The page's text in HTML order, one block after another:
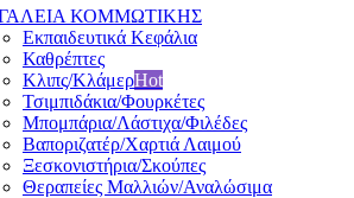
ΚΟΜΜΩΤΙΚΗΣ
Εκπαιδευτικά Κεφάλια
Καθρέπτες
Κλιπς/ΚλάμερHot
Τσιμπιδάκια/Φουρκέτες
Μπομπάρια/Λάστιχα/Φιλέδες
Βαποριζατέρ/Χαρτιά Λαιμού
Ξεσκονιστήρια/Σκούπες
Θεραπείες Μαλλιών/Αναλώσιμα